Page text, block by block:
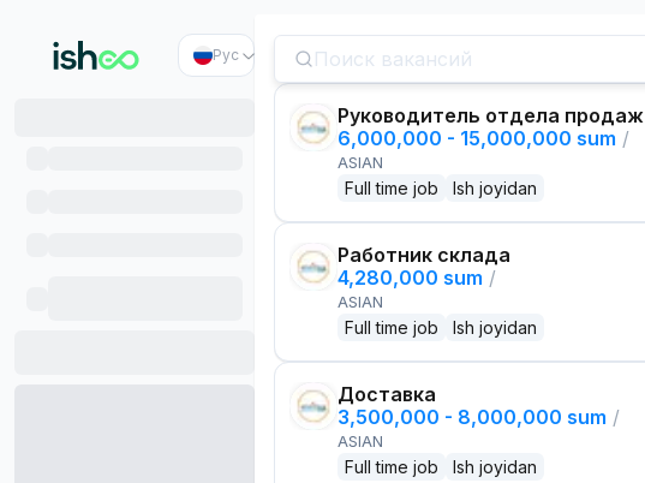
Рус
Руководитель отдела продаж
6,000,000 - 15,000,000 sum /
ASIAN
Full time job Ish joyidan
Работник склада
4,280,000 sum /
ASIAN
Full time job Ish joyidan
Доставка
3,500,000 - 8,000,000 sum /
ASIAN
Full time job Ish joyidan